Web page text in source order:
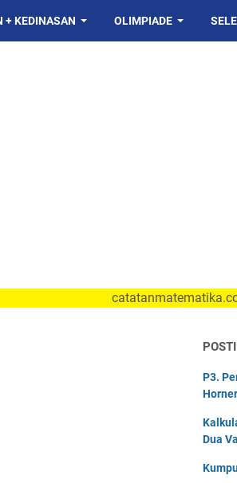
+ KEDINASAN OLIMPIADE
catatanmatematika.com
P3.
Dua